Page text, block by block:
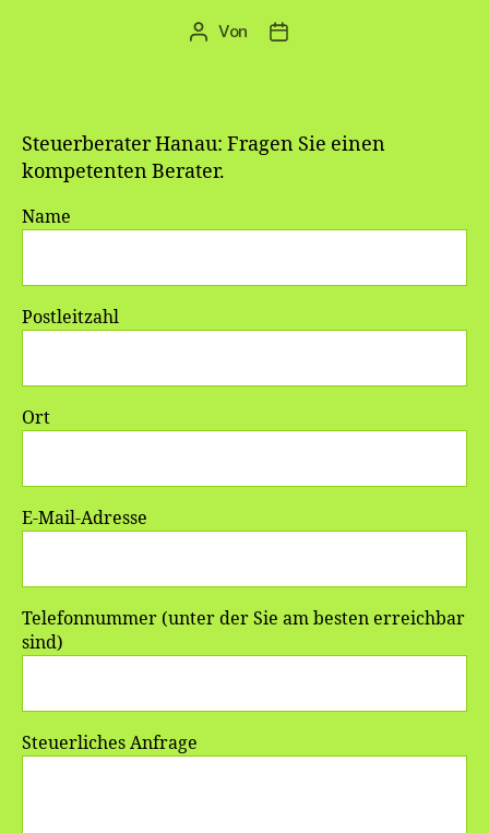
Beitragsautor
Von Veröffentlichungsdatum
Steuerberater Hanau: Fragen Sie einen
kompetenten Berater.
Name
Postleitzahl
Ort
E-Mail-Adresse
Telefonnummer (unter der Sie am besten erreichbar
sind)
Steuerliches Anfrage